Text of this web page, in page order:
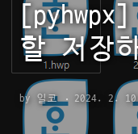
할 저장
by 일코 2024. 2.